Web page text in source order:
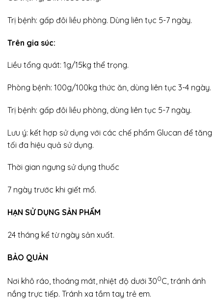
Trị bệnh: gấp đôi liều phòng. Dùng liên tục 5-7 ngày.
Trên gia súc:
Liều tổng quát: 1g/15kg thể trọng.
Phòng bệnh: 100g/100kg thức ăn, dùng liên tục 3-4 ngày.
Trị bệnh: gấp đôi liều phòng, dùng liên tục 5-7 ngày.
Lưu ý: kết hợp sử dụng với các chế phẩm Glucan để tăng
tối đa hiệu quả sử dụng.
Thời gian ngưng sử dụng thuốc
7 ngày trước khi giết mổ.
HẠN SỬ DỤNG SẢN PHẨM
24 tháng kể từ ngày sản xuất.
BẢO QUẢN
Nơi khô ráo, thoáng mát, nhiệt độ dưới 300C, tránh ánh
nắng trực tiếp. Tránh xa tầm tay trẻ em.